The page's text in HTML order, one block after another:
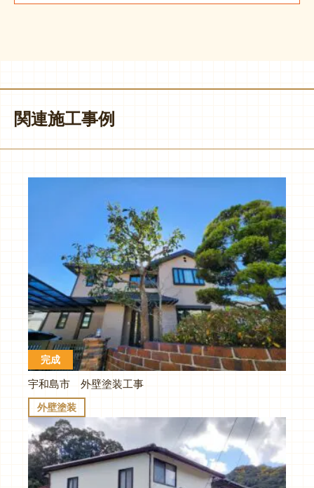
関連施工事例
完成
宇和島市 外壁塗装工事
外壁塗装